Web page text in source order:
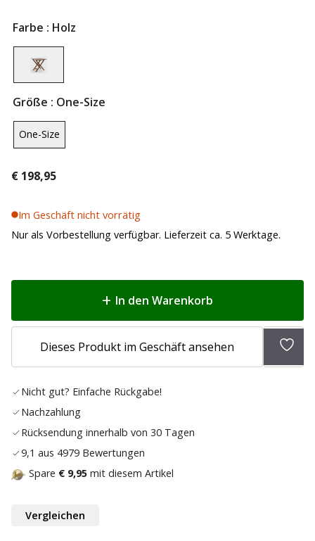
Farbe : Holz
Größe : One-Size
One-Size
€ 198,95
Im Geschäft nicht vorrätig
Nur als Vorbestellung verfügbar. Lieferzeit ca. 5 Werktage.
In den Warenkorb
Dieses Produkt im Geschäft ansehen
Zur
Nicht gut? Einfache Rückgabe!
Nachzahlung
Rücksendung innerhalb von 30 Tagen
9,1 aus 4979 Bewertungen
Spare € 9,95 mit diesem Artikel
Vergleichen